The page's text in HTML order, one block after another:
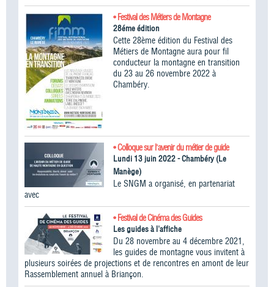
• Festival des Métiers de Montagne
28éme édition
Cette 28ème édition du Festival des
Métiers de Montagne aura pour fil
conducteur la montagne en transition
du 23 au 26 novembre 2022 à
Chambéry.
• Colloque sur l'avenir du métier de guide
Lundi 13 juin 2022 - Chambéry (Le
Manège)
Le SNGM a organisé, en partenariat
avec
• Festival de Cinéma des Guides
Les guides à l'affiche
Du 28 novembre au 4 décembre 2021,
les guides de montagne vous invitent à
plusieurs soirées de projections et de rencontres en amont de leur
Rassemblement annuel à Briançon.